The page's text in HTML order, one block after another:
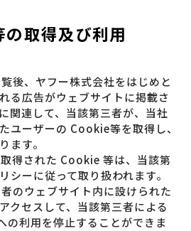
取得及び利用
後、ヤフー株式会社をはじめと
る広告がウェブサイトに掲載さ
関連して、当該第三者が、当社
ユーザーの Cookie等を取得し、
ます。
得された Cookie 等は、当該第
シーに従って取り扱われます。
のウェブサイト内に設けられた
クセスして、当該第三者による
利用を停止することができま